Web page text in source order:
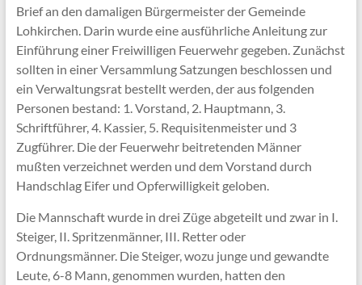
Brief an den damaligen Bürgermeister der Gemeinde
Lohkirchen. Darin wurde eine ausführliche Anleitung zur
Einführung einer Freiwilligen Feuerwehr gegeben. Zunächst
sollten in einer Versammlung Satzungen beschlossen und
ein Verwaltungsrat bestellt werden, der aus folgenden
Personen bestand: 1. Vorstand, 2. Hauptmann, 3.
Schriftführer, 4. Kassier, 5. Requisitenmeister und 3
Zugführer. Die der Feuerwehr beitretenden Männer
mußten verzeichnet werden und dem Vorstand durch
Handschlag Eifer und Opferwilligkeit geloben.
Die Mannschaft wurde in drei Züge abgeteilt und zwar in I.
Steiger, II. Spritzenmänner, III. Retter oder
Ordnungsmänner. Die Steiger, wozu junge und gewandte
Leute, 6-8 Mann, genommen wurden, hatten den